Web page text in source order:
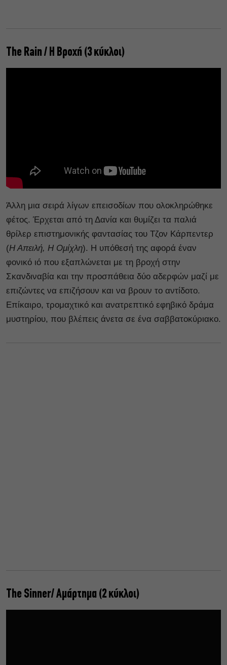
The Rain / Η Βροχή (3 κύκλοι)
Άλλη μια σειρά λίγων επεισοδίων που ολοκληρώθηκε
φέτος. Έρχεται από τη Δανία και θυμίζει τα παλιά
θρίλερ επιστημονικής φαντασίας του Τζον Κάρπεντερ
(Η Απειλή, Η Ομίχλη). Η υπόθεσή της αφορά έναν
φονικό ιό που εξαπλώνεται με τη βροχή στην
Σκανδιναβία και την προσπάθεια δύο αδερφών μαζί με
επιζώντες να επιζήσουν και να βρουν το αντίδοτο.
Επίκαιρο, τρομαχτικό και ανατρεπτικό εφηβικό δράμα
μυστηρίου, που βλέπεις άνετα σε ένα σαββατοκύριακο.
Τhe Sinner/ Αμάρτημα (2 κύκλοι)